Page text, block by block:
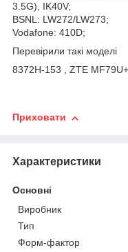
3.5G), IK40V;
BSNL: LW272/LW273;
Vodafone: 410D;
Перевірили такі моделі
8372H-153 , ZTE
Приховати
Характеристики
Основні
Виробник
Тип
Форм-фактор